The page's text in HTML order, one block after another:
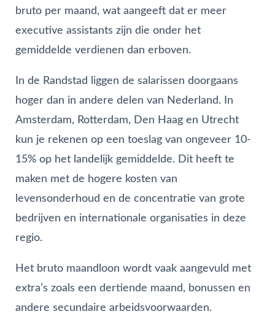
bruto per maand, wat aangeeft dat er meer
executive assistants zijn die onder het
gemiddelde verdienen dan erboven.
In de Randstad liggen de salarissen doorgaans
hoger dan in andere delen van Nederland. In
Amsterdam, Rotterdam, Den Haag en Utrecht
kun je rekenen op een toeslag van ongeveer 10-
15% op het landelijk gemiddelde. Dit heeft te
maken met de hogere kosten van
levensonderhoud en de concentratie van grote
bedrijven en internationale organisaties in deze
regio.
Het bruto maandloon wordt vaak aangevuld met
extra’s zoals een dertiende maand, bonussen en
andere secundaire arbeidsvoorwaarden.